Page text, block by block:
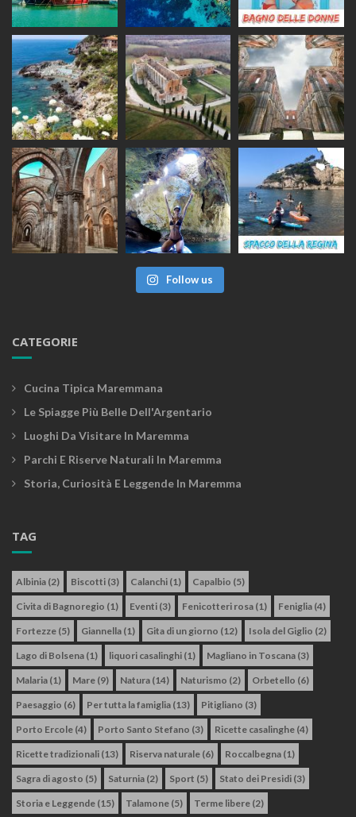
Follow us
CATEGORIE
Cucina Tipica Maremmana
Le Spiagge Più Belle Dell'Argentario
Luoghi Da Visitare In Maremma
Parchi E Riserve Naturali In Maremma
Storia, Curiosità E Leggende In Maremma
TAG
Albinia (2) Biscotti (3) Calanchi (1) Capalbio (5)
Civita di Bagnoregio (1) Eventi (3) Fenicotteri rosa (1) Feniglia (4)
Fortezze (5) Giannella (1) Gita di un giorno (12) Isola del Giglio (2)
Lago di Bolsena (1) liquori casalinghi (1) Magliano in Toscana (3)
Malaria (1) Mare (9) Natura (14) Naturismo (2) Orbetello (6)
Paesaggio (6) Per tutta la famiglia (13) Pitigliano (3)
Porto Ercole (4) Porto Santo Stefano (3) Ricette casalinghe (4)
Ricette tradizionali (13) Riserva naturale (6) Roccalbegna (1)
Sagra di agosto (5) Saturnia (2) Sport (5) Stato dei Presidi (3)
Storia e Leggende (15) Talamone (5) Terme libere (2)